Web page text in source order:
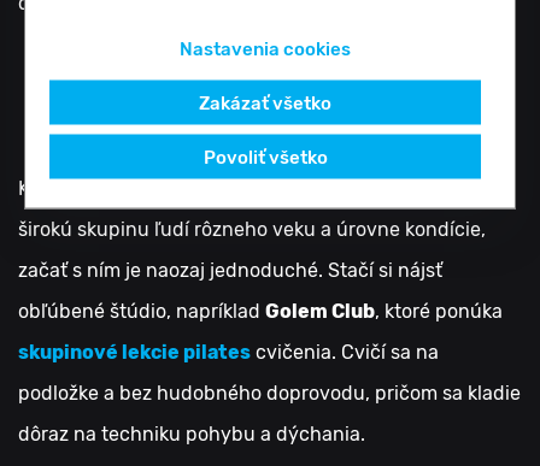
Ako začať s pilates cvičením
Keďže je dnes pilates taký rozšírený a je vhodný pre
širokú skupinu ľudí rôzneho veku a úrovne kondície,
začať s ním je naozaj jednoduché. Stačí si nájsť
obľúbené štúdio, napríklad Golem Club, ktoré ponúka
skupinové lekcie pilates cvičenia. Cvičí sa na
podložke a bez hudobného doprovodu, pričom sa kladie
dôraz na techniku pohybu a dýchania.
Nastavenia cookies
Zakázať všetko
Povoliť všetko